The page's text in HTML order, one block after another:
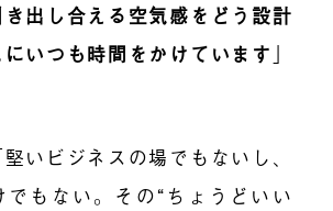
出し合える空気感をどう設計
いつも時間をかけています 」
いビジネスの場でもないし、
もない。その“ちょうどいい